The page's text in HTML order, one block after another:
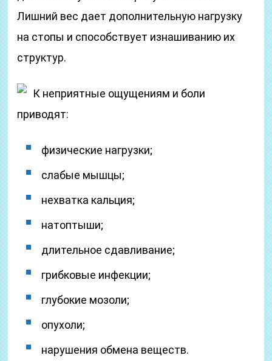
Лишний вес дает дополнительную нагрузку
на стопы и способствует изнашиванию их
структур.
К неприятные ощущениям и боли
приводят:
физические нагрузки;
слабые мышцы;
нехватка кальция;
натоптыши;
длительное сдавливание;
грибковые инфекции;
глубокие мозоли;
опухоли;
нарушения обмена веществ.